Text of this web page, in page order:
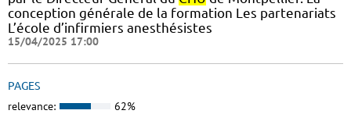
conception générale de la formation Les partenariats
L’école d’infirmiers anesthésistes
15/04/2025 17:00
PAGES
relevance: 62%